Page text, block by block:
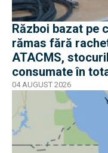
Război bazat pe
rămas fără
ATACMS,
consumate în
jumătate
04 AUGUST 2026